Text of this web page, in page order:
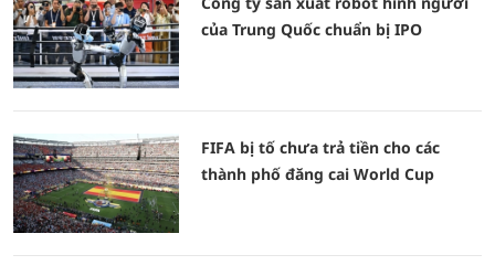
của Trung Quốc chuẩn bị IPO
FIFA bị tố chưa trả tiền cho các
thành phố đăng cai World Cup